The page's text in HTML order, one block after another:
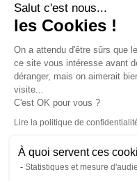
4,50
Ethique Foxline
CGV-CGU
Formulaire de
Salut c'est nous...
les Cookies !
On a attendu d'être sûrs que
ce site vous intéresse avant
déranger, mais on aimerait
visite...
C'est OK pour vous ?
Lire la politique de
À quoi servent ces
Statistiques et mesure